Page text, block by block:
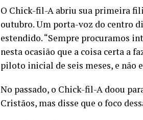
O Chick-fil-A abriu sua primeira
outubro. Um porta-voz do centro
estendido. “Sempre procuramos
nesta ocasião que a coisa certa a
piloto inicial de seis meses, e não
No passado, o Chick-fil-A doou
Cristãos, mas disse que o foco